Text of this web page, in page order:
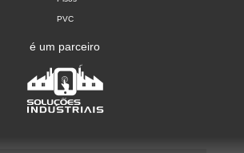
é um parceiro